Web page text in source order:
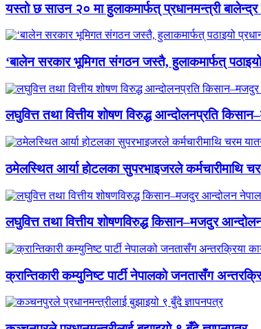
यस्तो छ साउन २० मा हुलाकमार्फत् प्रधानमन्त्री बालेन्द्र
‘बालेन सरकार भूमिगत संगठन जस्तै, हुलाकमार्फत्
लघुवित्त तथा वित्तीय शोषण विरुद्ध आन्दोलनप्रति
ठमेलस्थित आर्या होटलका सुपरभाइजरले कर्मचारीमाथि
लघुवित्त तथा वित्तीय शोषणविरुद्ध किसान–मजदुर
क्रान्तिकारी कम्युनिष्ट पार्टी नेपालको जनतासँग